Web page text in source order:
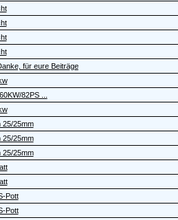
für eure Beiträge
82PS ...
25/25mm
25/25mm
25/25mm
Pott
Pott